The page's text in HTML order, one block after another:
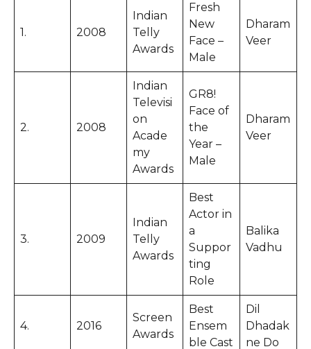
1. 2008
Indian
Telly
Awards
Fresh
New
Face –
Male
Dharam
Veer
2. 2008
Indian
Televisi
on
Acade
my
Awards
GR8!
Face of
the
Year –
Male
Dharam
Veer
3. 2009
Indian
Telly
Awards
Best
Actor in
a
Suppor
ting
Role
Balika
Vadhu
4. 2016
Screen
Awards
Best
Ensem
ble Cast
Dil
Dhadak
ne Do